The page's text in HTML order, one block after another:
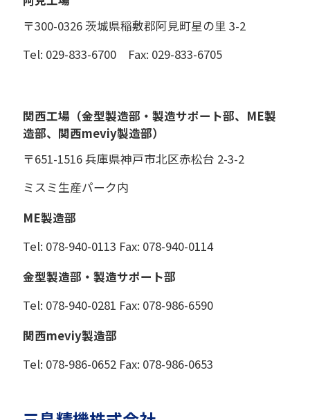
〒300-0326 茨城県稲敷郡阿見町星の里 3-2
Tel: 029-833-6700 Fax: 029-833-6705
関西工場（金型製造部・製造サポート部、ME製
造部、関西meviy製造部）
〒651-1516 兵庫県神戸市北区赤松台 2-3-2
ミスミ生産パーク内
ME製造部
Tel: 078-940-0113 Fax: 078-940-0114
金型製造部・製造サポート部
Tel: 078-940-0281 Fax: 078-986-6590
関西meviy製造部
Tel: 078-986-0652 Fax: 078-986-0653